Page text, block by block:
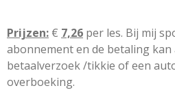
Prijzen: € 7,26 per les. Bij mij
abonnement en de betaling kan
betaalverzoek /tikkie of een
overboeking.